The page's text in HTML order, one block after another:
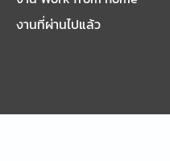
งานที่ผ่านไปแล้ว